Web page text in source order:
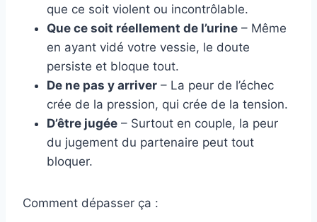
que ce soit violent ou incontrôlable.
Que ce soit réellement de l’urine – Même
en ayant vidé votre vessie, le doute
persiste et bloque tout.
De ne pas y arriver – La peur de l’échec
crée de la pression, qui crée de la tension.
D’être jugée – Surtout en couple, la peur
du jugement du partenaire peut tout
bloquer.
Comment dépasser ça :